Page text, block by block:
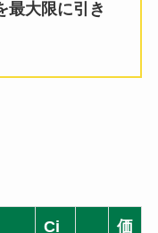
最大限に引き
Ci 価